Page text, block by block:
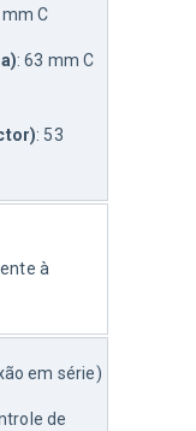
mm C
: 63 mm C
: 53
à
em série)
de